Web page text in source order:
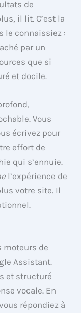
de
il lit. C’est la
le connaissiez :
par un
que si
et docile.
Vous
écrivez pour
effort de
qui s’ennuie.
l’expérience de
votre site. Il
moteurs de
Assistant.
et structuré
vocale. En
répondiez à